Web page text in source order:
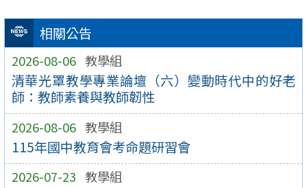
相關公告
2026-08-06 教學組
清華光罩教學專業論壇（六）變動時代中的好老
師：教師素養與教師韌性
2026-08-06 教學組
115年國中教育會考命題研習會
2026-07-23 教學組